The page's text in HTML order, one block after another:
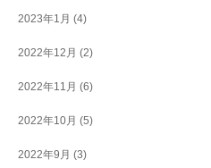
2023年1月 (4)
2022年12月 (2)
2022年11月 (6)
2022年10月 (5)
2022年9月 (3)